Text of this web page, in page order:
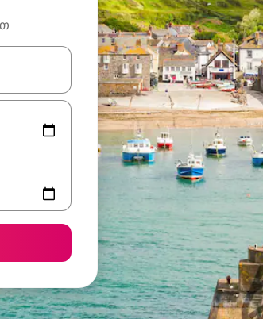
ნავიგაციისთვის გამოიყენეთ კლავიშები